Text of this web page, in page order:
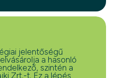
jelentőségű
a hasonló
szintén a
Zrt.-t. Ez a lépés